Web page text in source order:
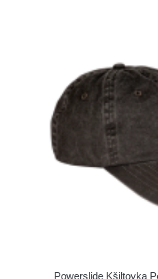
Powerslide Kšiltovka